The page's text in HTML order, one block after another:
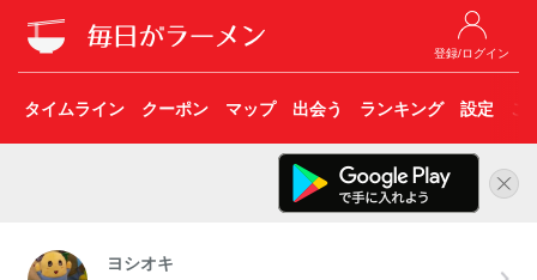
登録/ログイン
タイムライン クーポン マップ 出会う ランキング 設定 こ
ヨシオキ